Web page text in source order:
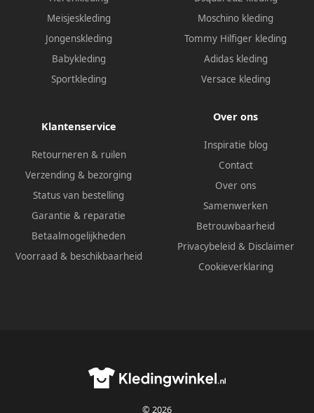
Meisjeskleding
Jongenskleding
Babykleding
Sportkleding
Moschino kleding
Tommy Hilfiger kleding
Adidas kleding
Versace kleding
Klantenservice
Retourneren & ruilen
Verzending & bezorging
Status van bestelling
Garantie & reparatie
Betaalmogelijkheden
Voorraad & beschikbaarheid
Over ons
Inspiratie blog
Contact
Over ons
Samenwerken
Betrouwbaarheid
Privacybeleid & Disclaimer
Cookieverklaring
© 2026